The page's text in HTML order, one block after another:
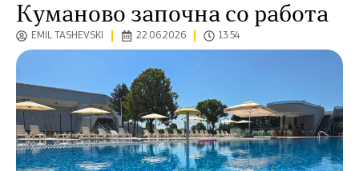
Куманово започна со работа
EMIL TASHEVSKI 22.06.2026 13:54